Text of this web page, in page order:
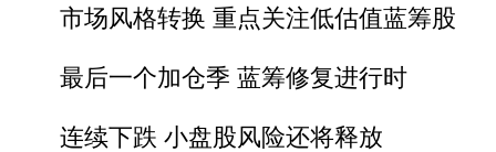
市场风格转换 重点关注低估值蓝筹股
最后一个加仓季 蓝筹修复进行时
连续下跌 小盘股风险还将释放